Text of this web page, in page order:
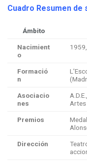
Cuadro Resumen de
Ámbito
Nacimient
o
Formació
n
Asociacio
nes
Artes
Premios
Dirección